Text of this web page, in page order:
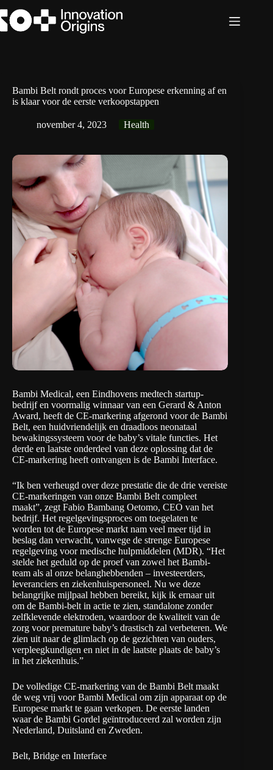
naar
de
Bambi Belt rondt proces voor Europese erkenning af en
is klaar voor de eerste verkoopstappen
november 4, 2023 Health
Bambi Medical, een Eindhovens medtech startup-
bedrijf en voormalig winnaar van een Gerard & Anton
Award, heeft de CE-markering afgerond voor de Bambi
Belt, een huidvriendelijk en draadloos neonataal
bewakingssysteem voor de baby’s vitale functies. Het
derde en laatste onderdeel van deze oplossing dat de
CE-markering heeft ontvangen is de Bambi Interface.
“Ik ben verheugd over deze prestatie die de drie vereiste
CE-markeringen van onze Bambi Belt compleet
maakt”, zegt Fabio Bambang Oetomo, CEO van het
bedrijf. Het regelgevingsproces om toegelaten te
worden tot de Europese markt nam veel meer tijd in
beslag dan verwacht, vanwege de strenge Europese
regelgeving voor medische hulpmiddelen (MDR). “Het
stelde het geduld op de proef van zowel het Bambi-
team als al onze belanghebbenden – investeerders,
leveranciers en ziekenhuispersoneel. Nu we deze
belangrijke mijlpaal hebben bereikt, kijk ik ernaar uit
om de Bambi-belt in actie te zien, standalone zonder
zelfklevende elektroden, waardoor de kwaliteit van de
zorg voor premature baby’s drastisch zal verbeteren. We
zien uit naar de glimlach op de gezichten van ouders,
verpleegkundigen en niet in de laatste plaats de baby’s
in het ziekenhuis.”
De volledige CE-markering van de Bambi Belt maakt
de weg vrij voor Bambi Medical om zijn apparaat op de
Europese markt te gaan verkopen. De eerste landen
waar de Bambi Gordel geïntroduceerd zal worden zijn
Nederland, Duitsland en Zweden.
Belt, Bridge en Interface